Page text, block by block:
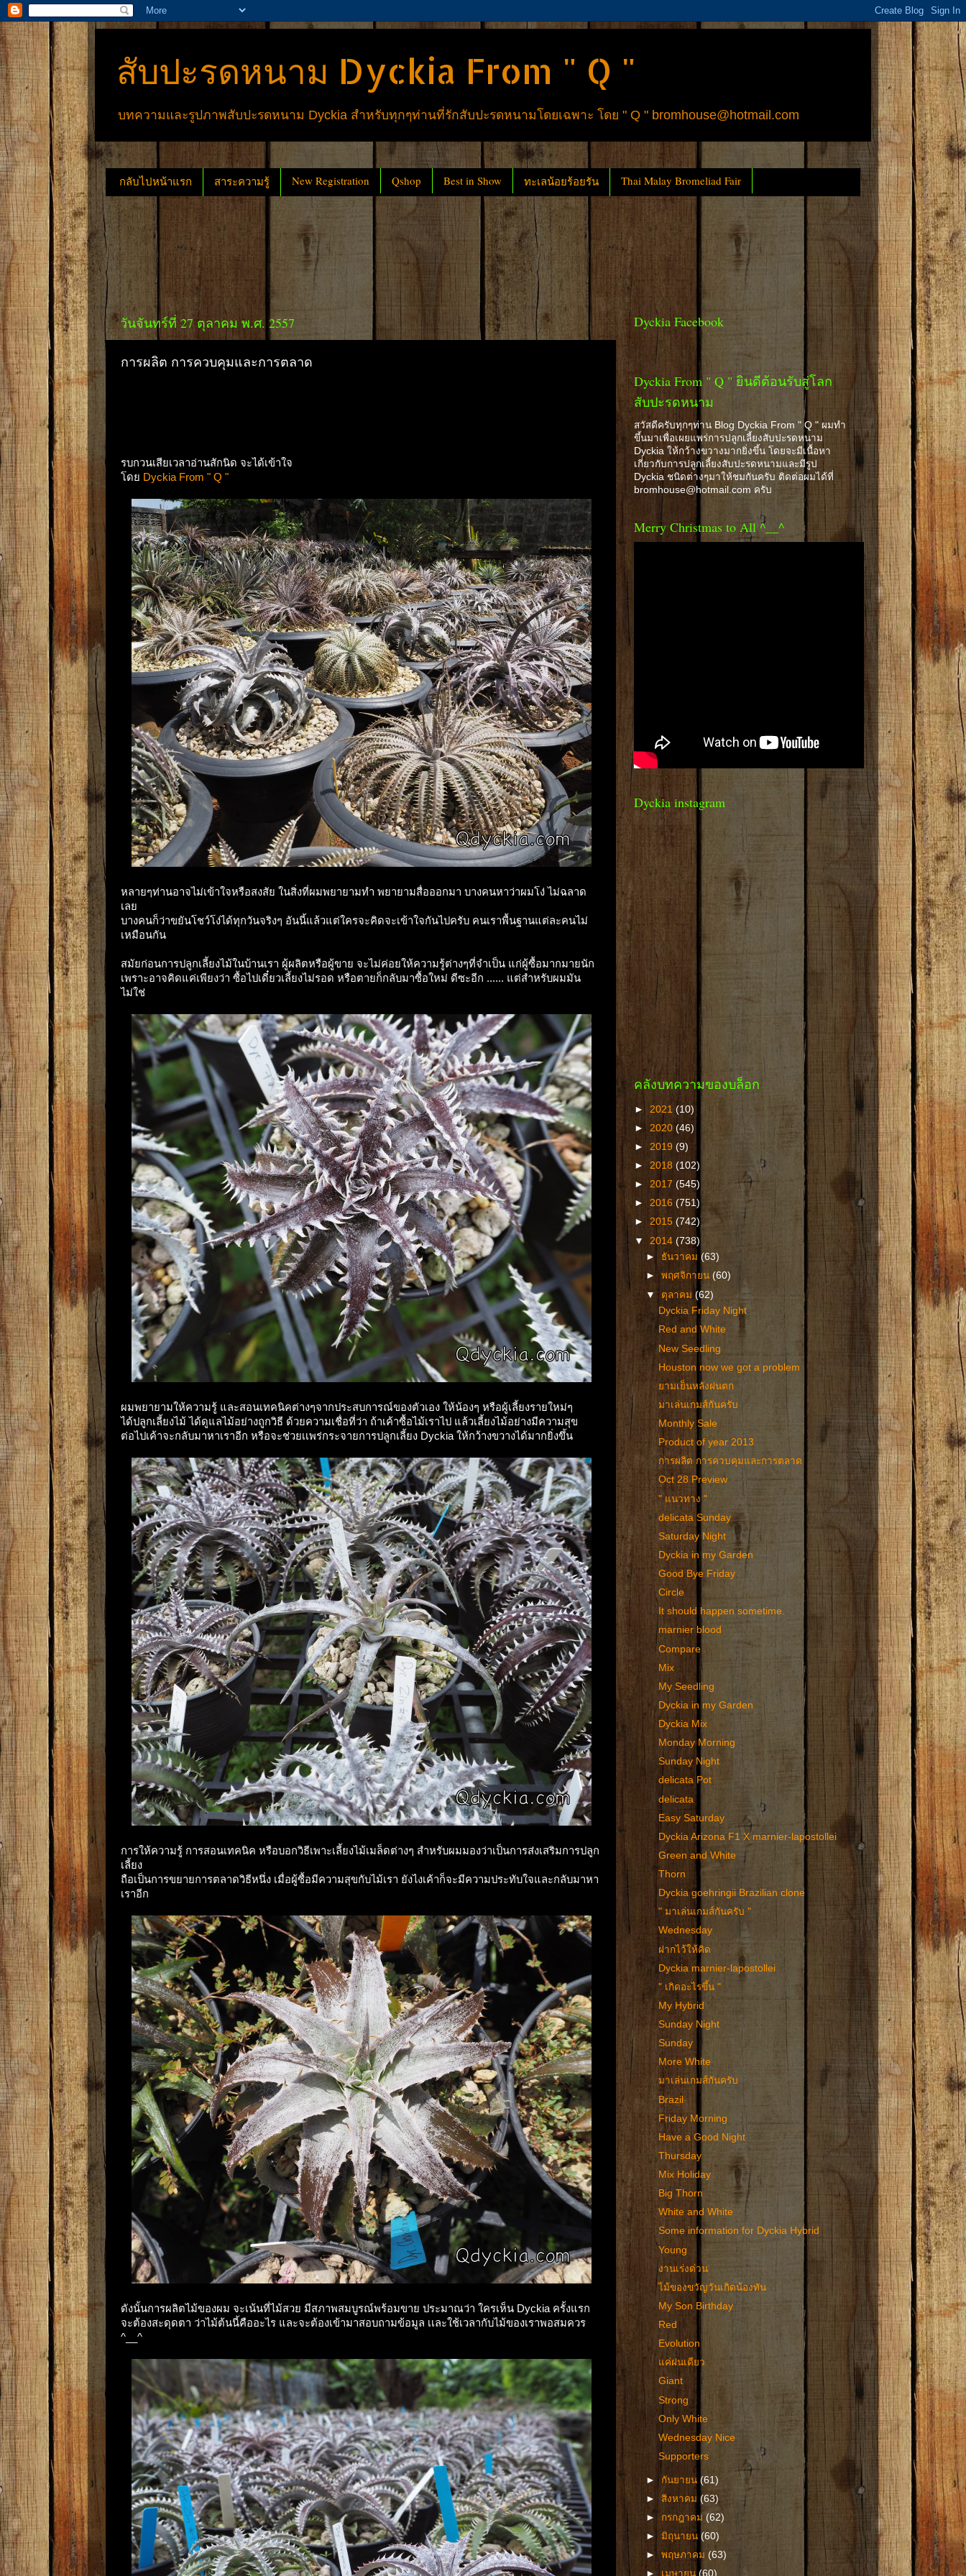
สับปะรดหนาม Dyckia From " Q "
บทความและรูปภาพสับปะรดหนาม Dyckia สำหรับทุกๆท่านที่รักสับปะรดหนามโดยเฉพาะ โดย " Q " bromhouse@hotmail.com
กลับไปหน้าแรก สาระความรู้ New Registration Qshop Best in Show ทะเลน้อยร้อยรัน Thai Malay Bromeliad Fair
วันจันทร์ที่ 27 ตุลาคม พ.ศ. 2557
การผลิต การควบคุมและการตลาด
รบกวนเสียเวลาอ่านสักนิด จะได้เข้าใจ
โดย Dyckia From " Q "
หลายๆท่านอาจไม่เข้าใจหรือสงสัย ในสิ่งที่ผมพยายามทำ พยายามสื่อออกมา บางคนหาว่าผมโง่ ไม่ฉลาด
เลย
บางคนก็ว่าขยันโชว์โง่ได้ทุกวันจริงๆ อันนี้แล้วแต่ใครจะคิดจะเข้าใจกันไปครับ คนเราพื้นฐานแต่ละคนไม่
เหมือนกัน
สมัยก่อนการปลูกเลี้ยงไม้ในบ้านเรา ผู้ผลิตหรือผู้ขาย จะไม่ค่อยให้ความรู้ต่างๆที่จำเป็น แก่ผู้ซื้อมากมายนัก
เพราะอาจคิดแค่เพียงว่า ซื้อไปเดี๋ยวเลี้ยงไม่รอด หรือตายก็กลับมาซื้อใหม่ ดีซะอีก ...... แต่สำหรับผมมัน
ไม่ใช่
ผมพยายามให้ความรู้ และสอนเทคนิคต่างๆจากประสบการณ์ของตัวเอง ให้น้องๆ หรือผู้เลี้ยงรายใหม่ๆ
ได้ปลูกเลี้ยงไม้ ได้ดูแลไม้อย่างถูกวิธี ด้วยความเชื่อที่ว่า ถ้าเค้าซื้อไม้เราไป แล้วเลี้ยงไม้อย่างมีความสุข
ต่อไปเค้าจะกลับมาหาเราอีก หรือจะช่วยเเพร่กระจายการปลูกเลี้ยง Dyckia ให้กว้างขวางได้มากยิ่งขึ้น
การให้ความรู้ การสอนเทคนิค หรือบอกวิธีเพาะเลี้ยงไม้เมล็ดต่างๆ สำหรับผมมองว่าเป็นการส่งเสริมการปลูก
เลี้ยง
ถือเป็นการขยายการตลาดวิธีหนึ่ง เมื่อผู้ซื้อมีความสุขกับไม้เรา ยังไงเค้าก็จะมีความประทับใจและกลับมาหา
เราอีก
ดังนั้นการผลิตไม้ของผม จะเน้นที่ไม้สวย มีสภาพสมบูรณ์พร้อมขาย ประมาณว่า ใครเห็น Dyckia ครั้งแรก
จะต้องสะดุดตา ว่าไม้ต้นนี้คืออะไร และจะต้องเข้ามาสอบถามข้อมูล เเละใช้เวลากับไม้ของเราพอสมควร
^__^
Dyckia Facebook
Dyckia From " Q " ยินดีต้อนรับสู่โลก
สับปะรดหนาม
สวัสดีครับทุกๆท่าน Blog Dyckia From " Q " ผมทำ
ขึ้นมาเพื่อเผยแพร่การปลูกเลี้ยงสับปะรดหนาม
Dyckia ให้กว้างขวางมากยิ่งขึ้น โดยจะมีเนื้อหา
เกี่ยวกับการปลูกเลี้ยงสับปะรดหนามและมีรูป
Dyckia ชนิดต่างๆมาให้ชมกันครับ ติดต่อผมได้ที่
bromhouse@hotmail.com ครับ
Merry Christmas to All ^__^
Dyckia instagram
คลังบทความของบล็อก
► 2021 (10)
► 2020 (46)
► 2019 (9)
► 2018 (102)
► 2017 (545)
► 2016 (751)
► 2015 (742)
▼ 2014 (738)
► ธันวาคม(63)
►พฤศจิกายน(60)
▼ ตุลาคม(62)
Dyckia Friday Night
Red and White
New Seedling
Houston now we got a problem
ยามเย็นหลังฝนตก
มาเล่นเกมส์กันครับ
Monthly Sale
Product of year 2013
การผลิต การควบคุมและการตลาด
Oct 28 Preview
" แนวทาง "
delicata Sunday
Saturday Night
Dyckia in my Garden
Good Bye Friday
Circle
It should happen sometime.
marnier blood
Compare
Mix
My Seedling
Dyckia in my Garden
Dyckia Mix
Monday Morning
Sunday Night
delicata Pot
delicata
Easy Saturday
Dyckia Arizona F1 X marnier-lapostollei
Green and White
Thorn
Dyckia goehringii Brazilian clone
" มาเล่นเกมส์กันครับ "
Wednesday
ฝากไว้ให้คิด
Dyckia marnier-lapostollei
" เกิดอะไรขึ้น "
My Hybrid
Sunday Night
Sunday
More White
มาเล่นเกมส์กันครับ
Brazil
Friday Morning
Have a Good Night
Thursday
Mix Holiday
Big Thorn
White and White
Some information for Dyckia Hybrid
Young
งานเร่งด่วน
ไม้ของขวัญวันเกิดน้องทัน
My Son Birthday
Red
Evolution
แค่ฝนเดียว
Giant
Strong
Only White
Wednesday Nice
Supporters
► กันยายน(61)
►สิงหาคม(63)
► กรกฎาคม(62)
►มิถุนายน(60)
►พฤษภาคม(63)
► เมษายน(60)